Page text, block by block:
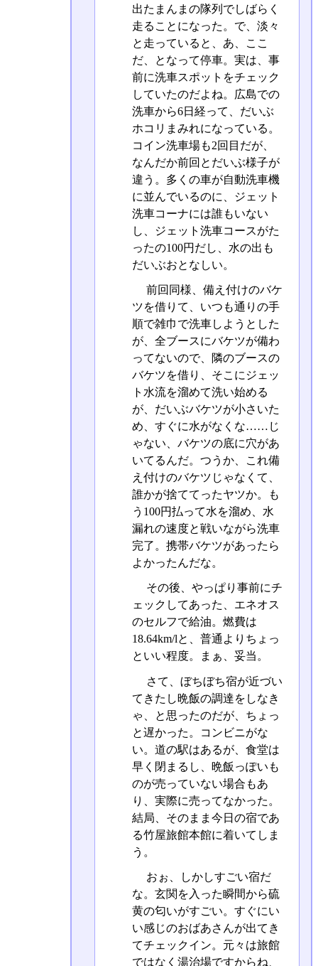
出たまんまの隊列でしばらく
走ることになった。で、淡々
と走っていると、あ、ここ
だ、となって停車。実は、事
前に洗車スポットをチェック
していたのだよね。広島での
洗車から6日経って、だいぶ
ホコリまみれになっている。
コイン洗車場も2回目だが、
なんだか前回とだいぶ様子が
違う。多くの車が自動洗車機
に並んでいるのに、ジェット
洗車コーナには誰もいない
し、ジェット洗車コースがた
ったの100円だし、水の出も
だいぶおとなしい。
前回同様、備え付けのバケ
ツを借りて、いつも通りの手
順で雑巾で洗車しようとした
が、全ブースにバケツが備わ
ってないので、隣のブースの
バケツを借り、そこにジェッ
ト水流を溜めて洗い始める
が、だいぶバケツが小さいた
め、すぐに水がなくな……じ
ゃない、バケツの底に穴があ
いてるんだ。つうか、これ備
え付けのバケツじゃなくて、
誰かが捨ててったヤツか。も
う100円払って水を溜め、水
漏れの速度と戦いながら洗車
完了。携帯バケツがあったら
よかったんだな。
その後、やっぱり事前にチ
ェックしてあった、エネオス
のセルフで給油。燃費は
18.64km/lと、普通よりちょっ
といい程度。まぁ、妥当。
さて、ぼちぼち宿が近づい
てきたし晩飯の調達をしなき
ゃ、と思ったのだが、ちょっ
と遅かった。コンビニがな
い。道の駅はあるが、食堂は
早く閉まるし、晩飯っぽいも
のが売っていない場合もあ
り、実際に売ってなかった。
結局、そのまま今日の宿であ
る竹屋旅館本館に着いてしま
う。
おぉ、しかしすごい宿だ
な。玄関を入った瞬間から硫
黄の匂いがすごい。すぐにい
い感じのおばあさんが出てき
てチェックイン。元々は旅館
ではなく湯治場ですからね、